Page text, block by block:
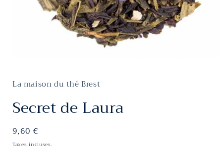
1
fenêtre
modale
La maison du thé Brest
Secret de Laura
Prix
habituel
9,60 €
Taxes incluses.